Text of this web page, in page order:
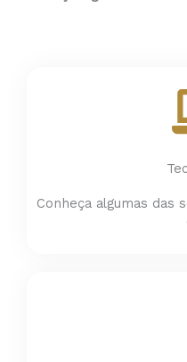
Conheça algumas das